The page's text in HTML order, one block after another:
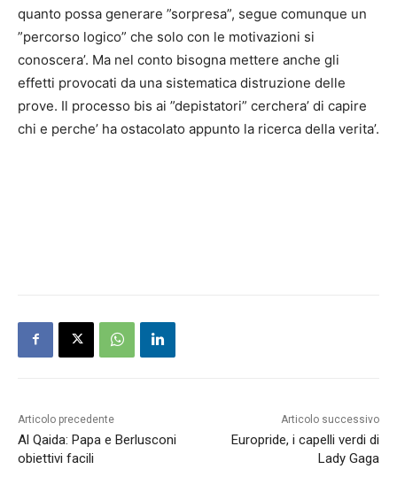
quanto possa generare ”sorpresa”, segue comunque un
”percorso logico” che solo con le motivazioni si
conoscera’. Ma nel conto bisogna mettere anche gli
effetti provocati da una sistematica distruzione delle
prove. Il processo bis ai ”depistatori” cerchera’ di capire
chi e perche’ ha ostacolato appunto la ricerca della verita’.
Articolo precedente
Al Qaida: Papa e Berlusconi
obiettivi facili
Articolo successivo
Europride, i capelli verdi di
Lady Gaga